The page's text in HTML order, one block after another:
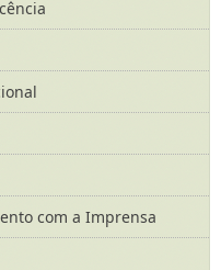
com a Imprensa